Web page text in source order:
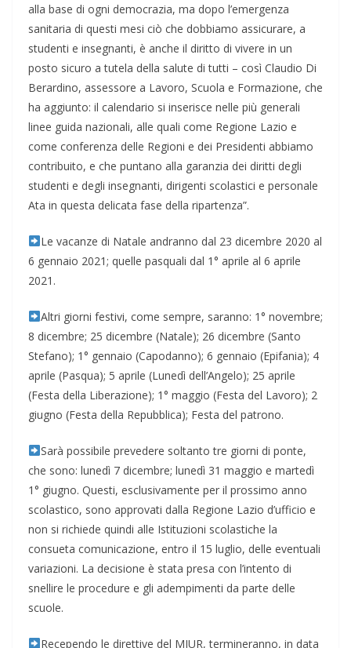
alla base di ogni democrazia, ma dopo l’emergenza
sanitaria di questi mesi ciò che dobbiamo assicurare, a
studenti e insegnanti, è anche il diritto di vivere in un
posto sicuro a tutela della salute di tutti – così Claudio Di
Berardino, assessore a Lavoro, Scuola e Formazione, che
ha aggiunto: il calendario si inserisce nelle più generali
linee guida nazionali, alle quali come Regione Lazio e
come conferenza delle Regioni e dei Presidenti abbiamo
contribuito, e che puntano alla garanzia dei diritti degli
studenti e degli insegnanti, dirigenti scolastici e personale
Ata in questa delicata fase della ripartenza”.
Le vacanze di Natale andranno dal 23 dicembre 2020 al
6 gennaio 2021; quelle pasquali dal 1° aprile al 6 aprile
2021.
Altri giorni festivi, come sempre, saranno: 1° novembre;
8 dicembre; 25 dicembre (Natale); 26 dicembre (Santo
Stefano); 1° gennaio (Capodanno); 6 gennaio (Epifania); 4
aprile (Pasqua); 5 aprile (Lunedì dell’Angelo); 25 aprile
(Festa della Liberazione); 1° maggio (Festa del Lavoro); 2
giugno (Festa della Repubblica); Festa del patrono.
Sarà possibile prevedere soltanto tre giorni di ponte,
che sono: lunedì 7 dicembre; lunedì 31 maggio e martedì
1° giugno. Questi, esclusivamente per il prossimo anno
scolastico, sono approvati dalla Regione Lazio d’ufficio e
non si richiede quindi alle Istituzioni scolastiche la
consueta comunicazione, entro il 15 luglio, delle eventuali
variazioni. La decisione è stata presa con l’intento di
snellire le procedure e gli adempimenti da parte delle
scuole.
Recependo le direttive del MIUR, termineranno, in data